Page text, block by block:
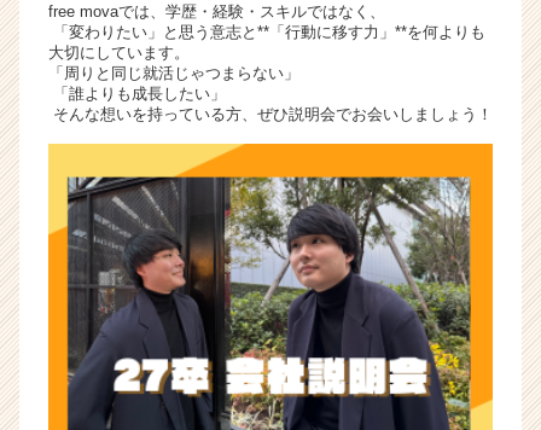
free movaでは、学歴・経験・スキルではなく、
「変わりたい」と思う意志と**「行動に移す力」**を何よりも
大切にしています。
「周りと同じ就活じゃつまらない」
「誰よりも成長したい」
そんな想いを持っている方、ぜひ説明会でお会いしましょう！